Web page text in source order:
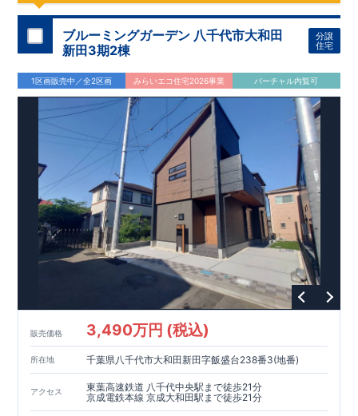
ブルーミングガーデン 八千代市大和田
新田3期2棟
分譲
住宅
1区画販売中／全2区画 みらいエコ住宅2026事業 バーチャル内覧可
販売価格 3,490万円 (税込)
所在地 千葉県八千代市大和田新田字飯盛台238番3(地番)
アクセス
東葉高速鉄道 八千代中央駅まで徒歩21分
京成電鉄本線 京成大和田駅まで徒歩21分